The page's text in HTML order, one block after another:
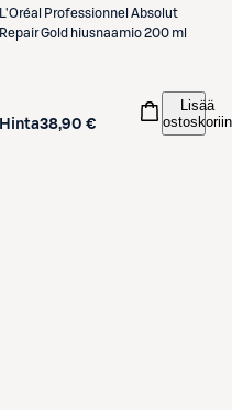
L'Oréal Professionnel Absolut
Repair Gold hiusnaamio 200 ml
Hinta38,90 €
Lisää
ostoskoriin